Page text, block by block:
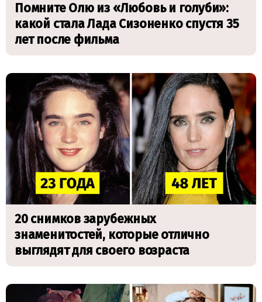
Помните Олю из «Любовь и голуби»:
какой стала Лада Сизоненко спустя 35
лет после фильма
20 снимков зарубежных
знаменитостей, которые отлично
выглядят для своего возраста